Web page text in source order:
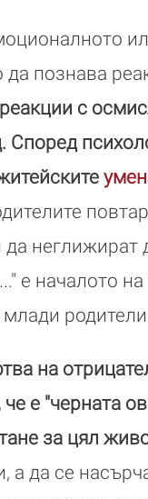
да познава
с
да
е началото
на
е "черната
за цял
а да се